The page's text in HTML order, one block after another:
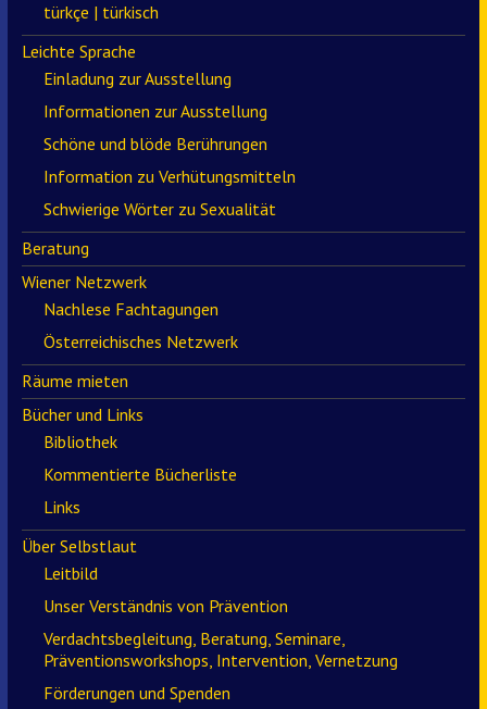
türkçe | türkisch
Leichte Sprache
Einladung zur Ausstellung
Informationen zur Ausstellung
Schöne und blöde Berührungen
Information zu Verhütungsmitteln
Schwierige Wörter zu Sexualität
Beratung
Wiener Netzwerk
Nachlese Fachtagungen
Österreichisches Netzwerk
Räume mieten
Bücher und Links
Bibliothek
Kommentierte Bücherliste
Links
Über Selbstlaut
Leitbild
Unser Verständnis von Prävention
Verdachtsbegleitung, Beratung, Seminare,
Präventionsworkshops, Intervention, Vernetzung
Förderungen und Spenden